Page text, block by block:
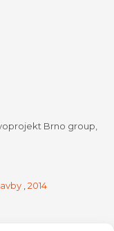
Brno group,
2014